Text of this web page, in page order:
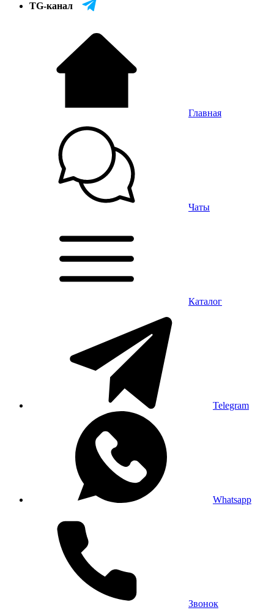
TG-канал
Главная
Чаты
Каталог
Telegram
Whatsapp
Звонок